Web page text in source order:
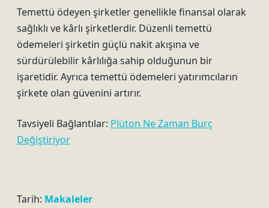
Temettü ödeyen şirketler genellikle finansal olarak
sağlıklı ve kârlı şirketlerdir. Düzenli temettü
ödemeleri şirketin güçlü nakit akışına ve
sürdürülebilir kârlılığa sahip olduğunun bir
işaretidir. Ayrıca temettü ödemeleri yatırımcıların
şirkete olan güvenini artırır.
Tavsiyeli Bağlantılar: Plüton Ne Zaman Burç
Değiştiriyor
Tarih: Makaleler